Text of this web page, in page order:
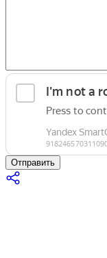
Отправить